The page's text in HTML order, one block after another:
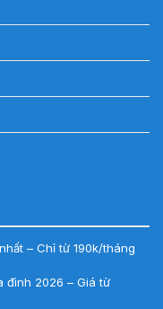
– Chỉ từ 190k/tháng
đình 2026 – Giá từ